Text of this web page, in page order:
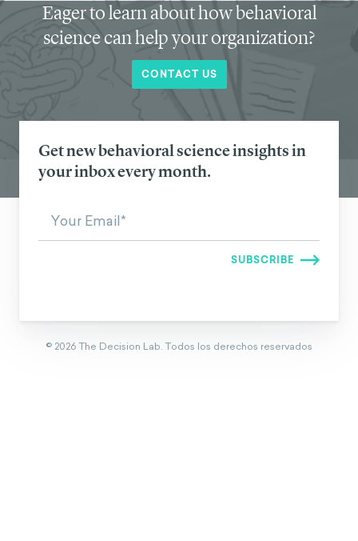
Eager to learn about how behavioral
science can help your organization?
CONTACT US
Get new behavioral science insights in
your inbox every month.
© 2026The Decision Lab.Todos los derechos reservados